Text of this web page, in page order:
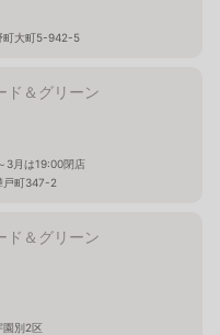
町大町5-942-5
ド＆グリーン
月は19:00閉店
戸町347-2
ド＆グリーン
園別2区